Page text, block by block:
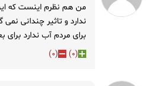
من هم نظرم اینست که
ندارد و تاثیر چندانی نمی
برای مردم آب ندارد برای
(
0
)
(
0
)